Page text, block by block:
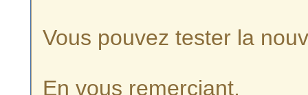
Vous pouvez tester la
En vous remerciant,